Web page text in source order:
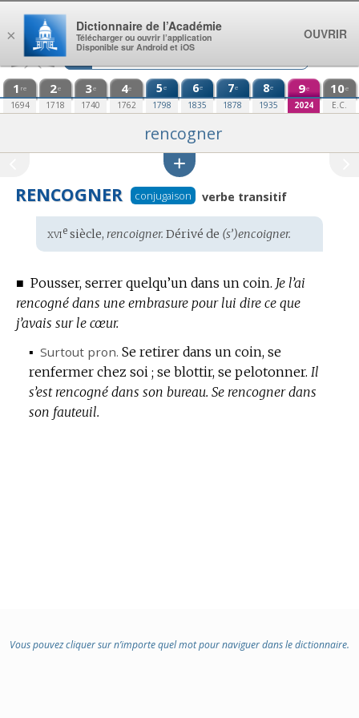
Aller au contenu
1 re
1694
2e
1718
3e
1740
4e
1762
5e
1798
6e
1835
7e
1878
8e
1935
9e
2024
10e
E.C.
rencogner
RENCOGNER conjugaison verbe transitif
Étymologie
:
xviesiècle, rencoigner. Dérivé de (s’)encoigner.
■ Pousser, serrer quelqu’un dans un coin. Je l’ai
rencogné dans une embrasure pour lui dire ce que
j’avais sur le cœur.
▪ Surtout pron. Se retirer dans un coin, se
renfermer chez soi ; se blottir, se pelotonner. Il
s’est rencogné dans son bureau. Se rencogner dans
son fauteuil.
Vous pouvez cliquer sur n’importe quel mot pour naviguer dans le dictionnaire.
×
Dictionnaire de l’Académie
Télécharger ou ouvrir l’application
Disponible sur Android et iOS
OUVRIR